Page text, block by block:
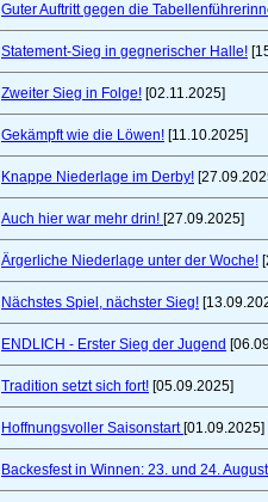
Guter Auftritt gegen die
Statement-Sieg in gegnerischer Halle!
Zweiter Sieg in Folge! [02.11.2025]
Gekämpft wie die Löwen! [11.10.2025]
Knappe Niederlage im Derby!
Auch hier war mehr drin! [27.09.2025]
Ärgerliche Niederlage unter der Woche!
Nächstes Spiel, nächster Sieg!
ENDLICH - Erster Sieg der Jugend
Tradition setzt sich fort! [05.09.2025]
Hoffnungsvoller Saisonstart [01.09.2025]
Backesfest in Winnen: 23. und 24.